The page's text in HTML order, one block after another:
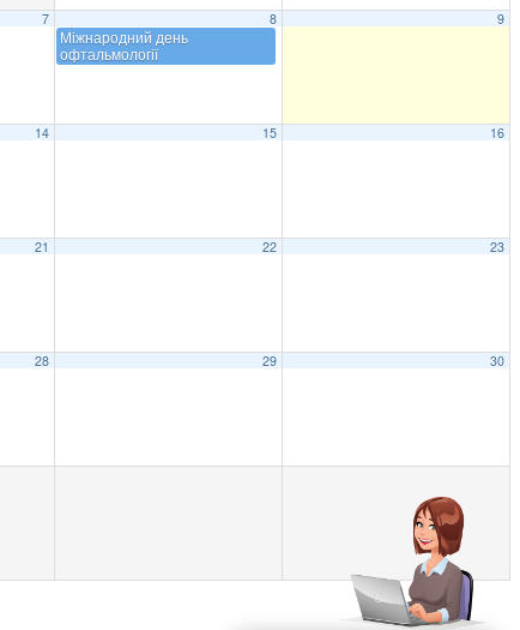
7 8
Міжнародний день
офтальмології
9
14 15 16
21 22 23
28 29 30